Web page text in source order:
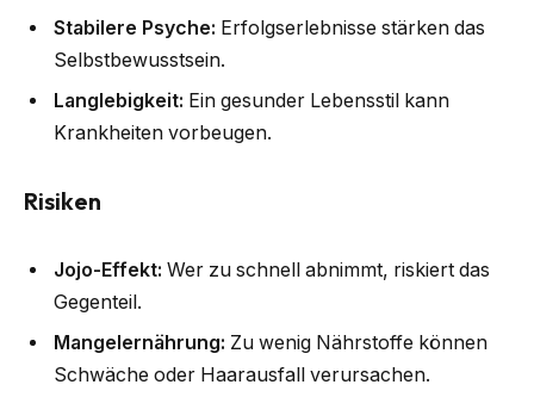
Stabilere Psyche: Erfolgserlebnisse stärken das
Selbstbewusstsein.
Langlebigkeit: Ein gesunder Lebensstil kann
Krankheiten vorbeugen.
Risiken
Jojo-Effekt: Wer zu schnell abnimmt, riskiert das
Gegenteil.
Mangelernährung: Zu wenig Nährstoffe können
Schwäche oder Haarausfall verursachen.